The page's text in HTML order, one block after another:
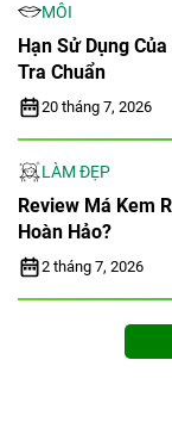
MÔI
Hạn Sử Dụng
Tra Chuẩn
20 tháng 7, 2026
LÀM ĐẸP
Review Má Kem
Hoàn Hảo?
2 tháng 7, 2026